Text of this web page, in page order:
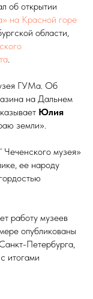
об открытии
на Красной горе
области,
.
ГУМа. Об
на Дальнем
Юлия
земли».
Чеченского музея»
ее народу
работу музеев
опубликованы
Петербурга,
итогами